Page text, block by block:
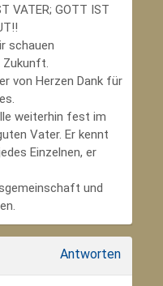
VATER; GOTT IST
schauen
Zukunft.
von Herzen Dank für
weiterhin fest im
Vater. Er kennt
Einzelnen, er
und
Antworten